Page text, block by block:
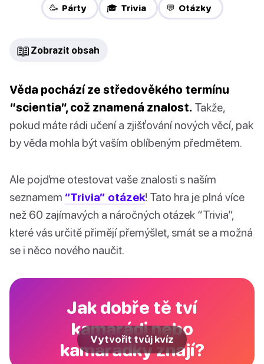
🥳 Párty 🎓 Trivia 💬 Otázky
📖 Zobrazit obsah
Věda pochází ze středověkého termínu
“scientia”, což znamená znalost. Takže,
pokud máte rádi učení a zjišťování nových věcí, pak
by věda mohla být vaším oblíbeným předmětem.
Ale pojďme otestovat vaše znalosti s naším
seznamem “Trivia” otázek! Tato hra je plná více
než 60 zajímavých a náročných otázek “Trivia”,
které vás určitě přimějí přemýšlet, smát se a možná
se i něco nového naučit.
Jak dobře tě tví
kamarádi nebo
kamarádky znají?
Vytvořit tvůj kvíz